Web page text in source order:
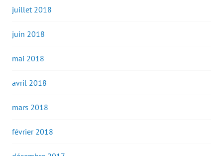
juillet 2018
juin 2018
mai 2018
avril 2018
mars 2018
février 2018